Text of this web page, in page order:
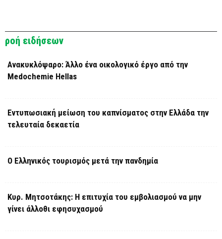
ροή ειδήσεων
Ανακυκλόψαρο: Άλλο ένα οικολογικό έργο από την
Medochemie Hellas
Εντυπωσιακή μείωση του καπνίσματος στην Ελλάδα την
τελευταία δεκαετία
Ο Ελληνικός τουρισμός μετά την πανδημία
Κυρ. Μητσοτάκης: Η επιτυχία του εμβολιασμού να μην
γίνει άλλοθι εφησυχασμού